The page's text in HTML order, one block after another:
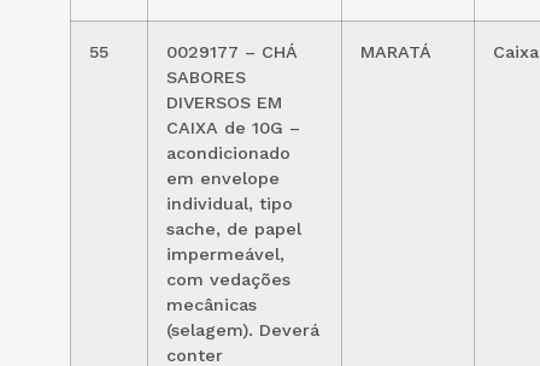
55
0029177 – CHÁ
SABORES
DIVERSOS EM
CAIXA de 10G –
acondicionado
em envelope
individual, tipo
sache, de papel
impermeável,
com vedações
mecânicas
(selagem). Deverá
conter
MARATÁ Caixa